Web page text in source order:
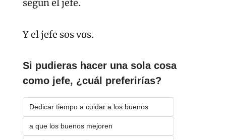
según el jefe.
Y el jefe sos vos.
Si pudieras hacer una sola cosa
como jefe, ¿cuál preferirías?
Dedicar tiempo a cuidar a los buenos
a que los buenos mejoren